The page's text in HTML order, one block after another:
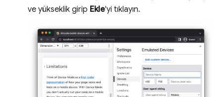
ve yükseklik girip Ekle'yi tıklayın.